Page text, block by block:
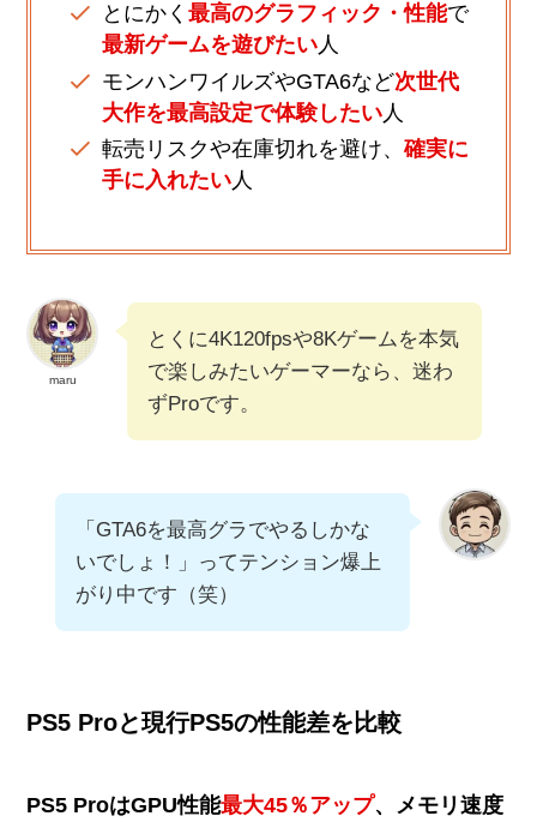
とにかく 最高のグラフィック・性能で
最新ゲームを遊びたい人
モンハンワイルズやGTA6など次世代
大作を最高設定で体験したい人
転売リスクや在庫切れを避け、確実に
手に入れたい人
maru
とくに4K120fpsや8Kゲームを本気
で楽しみたいゲーマーなら、迷わ
ずProです。
「GTA6を最高グラでやるしかな
いでしょ！」ってテンション爆上
がり中です（笑）
PS5 Proと現行PS5の性能差を比較
PS5 ProはGPU性能最大45％アップ、メモリ速度